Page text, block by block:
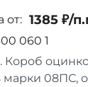
от: 1385 ₽/
060 1
Короб
марки 08ПС,